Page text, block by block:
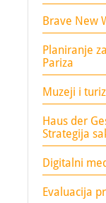
Brave New
Planiranje
Pariza
Muzeji i
Haus der
Strategija
Digitalni
Evaluacija